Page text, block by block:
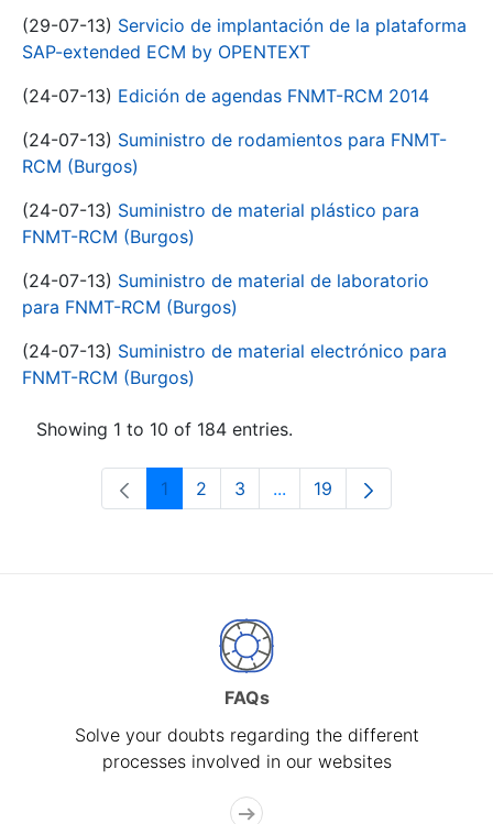
(29-07-13) Servicio de implantación de la plataforma
SAP-extended ECM by OPENTEXT
(24-07-13) Edición de agendas FNMT-RCM 2014
(24-07-13) Suministro de rodamientos para FNMT-
RCM (Burgos)
(24-07-13) Suministro de material plástico para
FNMT-RCM (Burgos)
(24-07-13) Suministro de material de laboratorio
para FNMT-RCM (Burgos)
(24-07-13) Suministro de material electrónico para
FNMT-RCM (Burgos)
Showing 1 to 10 of 184 entries.
Page
1 Page
2 Page
3 ...Intermediate Pages Use
Page
19
FAQs
Solve your doubts regarding the different
processes involved in our websites